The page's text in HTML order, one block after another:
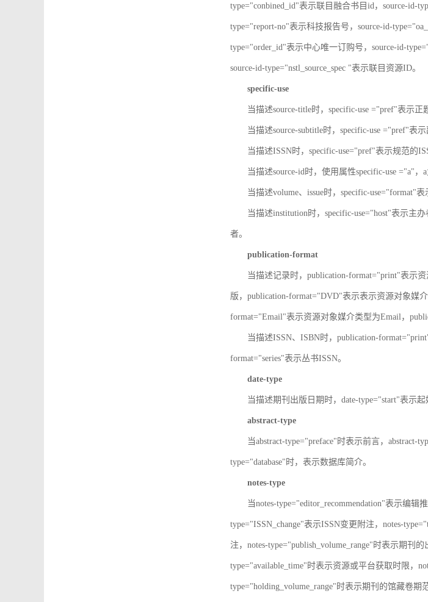
type="conbined_id"表示联目融合书目id，source-id-
type="report-no"表示科技报告号，source-id-
type="order_id"表示中心唯一订购号，source-id-
source-id-type="nstl_source_spec "表示联目资源ID。
specific-use
当描述source-title时，specific-use ="pref"表示
当描述source-subtitle时，specific-use ="pref"表
当描述ISSN时，specific-use="pref"表示规范的
当描述source-id时，使用属性specific-use ="a"
当描述volume、issue时，specific-use="format"
当描述institution时，specific-use="host"表示主
者。
publication-format
当描述记录时，publication-format="print"表示
版，publication-format="DVD"表示表示资源对象媒
format="Email"表示资源对象媒介类型为Email，
当描述ISSN、ISBN时，publication-
format="series"表示丛书ISSN。
date-type
当描述期刊出版日期时，date-type="start"表示起
abstract-type
当abstract-type="preface"时表示前言，abstract-
type="database"时，表示数据库简介。
notes-type
当notes-type="editor_recommendation"表示编辑
type="ISSN_change"表示ISSN变更附注，notes-
注，notes-type="publish_volume_range"时表示期刊
type="available_time"时表示资源或平台获取时限，
type="holding_volume_range"时表示期刊的馆藏卷